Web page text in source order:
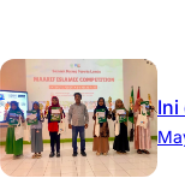
Ini